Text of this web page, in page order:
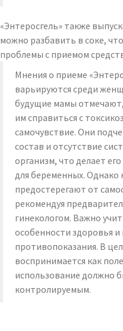
«Энтеросгель» также
можно разбавить в соке,
проблемы с приемом
Мнения о приеме
варьируются среди
будущие мамы
им справиться с
самочувствие. Они
состав и отсутствие
организм, что делает
для беременных. Однако
предостерегают от
рекомендуя
гинекологом. Важно
особенности здоровья
противопоказания. В
воспринимается как
использование должно
контролируемым.